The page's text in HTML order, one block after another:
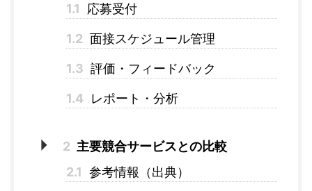
1.1
応募受付
1.2 面接スケジュール管理
1.3 評価・フィードバック
1.4 レポート・分析
2 主要競合サービスとの比較
2.1 参考情報（出典）